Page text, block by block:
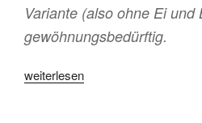
Variante (also ohne Ei und
gewöhnungsbedürftig.
„C2C
weiterlesen